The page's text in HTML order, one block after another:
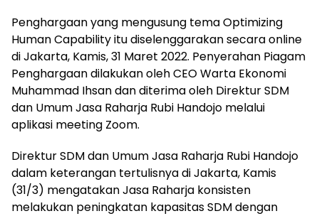
Penghargaan yang mengusung tema Optimizing
Human Capability itu diselenggarakan secara online
di Jakarta, Kamis, 31 Maret 2022. Penyerahan Piagam
Penghargaan dilakukan oleh CEO Warta Ekonomi
Muhammad Ihsan dan diterima oleh Direktur SDM
dan Umum Jasa Raharja Rubi Handojo melalui
aplikasi meeting Zoom.
Direktur SDM dan Umum Jasa Raharja Rubi Handojo
dalam keterangan tertulisnya di Jakarta, Kamis
(31/3) mengatakan Jasa Raharja konsisten
melakukan peningkatan kapasitas SDM dengan